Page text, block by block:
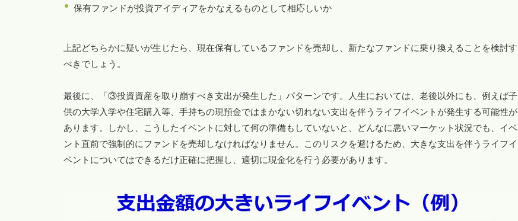
保有ファンドが投資アイディアをかなえるものとして相応しいか
上記どちらかに疑いが生じたら、現在保有しているファンドを売却し、新たなファンドに乗り換えることを検討す
べきでしょう。
最後に、「③投資資産を取り崩すべき支出が発生した」パターンです。人生においては、老後以外にも、例えば子
供の大学入学や住宅購入等、手持ちの現預金ではまかない切れない支出を伴うライフイベントが発生する可能性が
あります。しかし、こうしたイベントに対して何の準備もしていないと、どんなに悪いマーケット状況でも、イベ
ント直前で強制的にファンドを売却しなければなりません。このリスクを避けるため、大きな支出を伴うライフイ
ベントについてはできるだけ正確に把握し、適切に現金化を行う必要があります。